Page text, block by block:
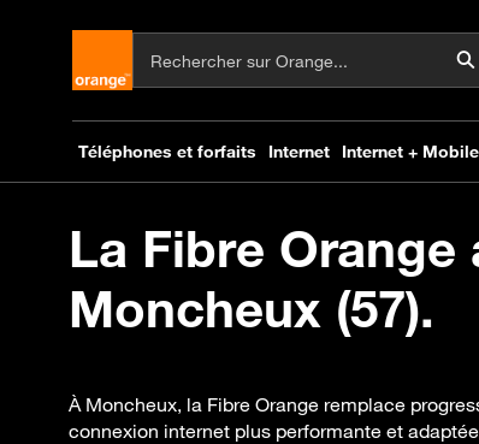
La Fibre Orange
Moncheux (57).
À Moncheux, la Fibre Orange remplace
connexion internet plus performante et